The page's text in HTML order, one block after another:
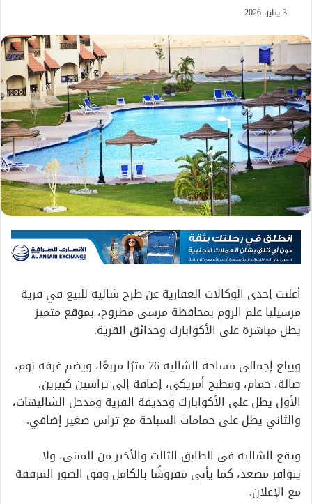
3 يناير، 2026
أعلنت إحدى الوكالات العقارية عن طرح شاليه للبيع في قرية
مرسيليا علم الروم بمحافظة مرسى مطروح، بموقع متميز
يطل مباشرة على الأكوابارك وحدائق القرية.
ويبلغ إجمالي مساحة الشاليه 76 مترًا مربعًا، ويضم غرفة نوم،
صالة، حمام، ومطبخ أمريكي، إضافة إلى تراسين كبيرين،
الأول يطل على الأكوابارك وحديقة القرية ومدخل الشاليهات،
والثاني يطل على حمامات السباحة مع تراس صغير إضافي.
ويقع الشاليه في الطابق الثالث والأخير من المبنى، ولا
يتوافر مصعد، كما يأتي مفروشًا بالكامل وفق الصور المرفقة
مع الإعلان.